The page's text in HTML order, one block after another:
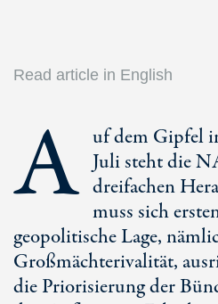
Read article in English
A uf dem Gipfel
Juli steht die
dreifachen
muss sich
geopolitische Lage,
Großmächterivalität,
die Priorisierung der